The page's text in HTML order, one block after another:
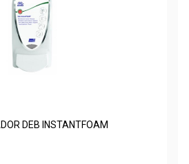
DEB INSTANTFOAM